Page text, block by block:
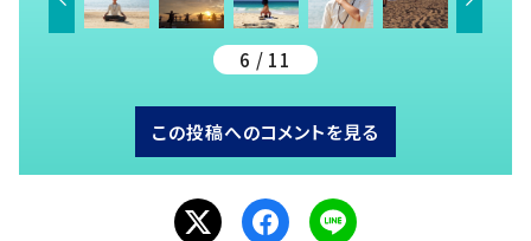
6 / 11
この投稿へのコメントを見る